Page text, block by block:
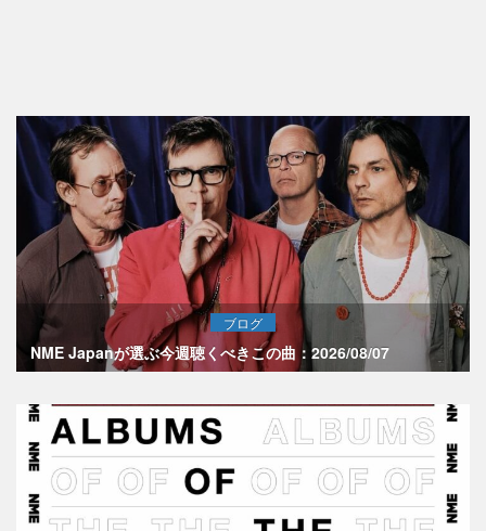
ブログ
NME Japanが選ぶ今週聴くべきこの曲：2026/08/07